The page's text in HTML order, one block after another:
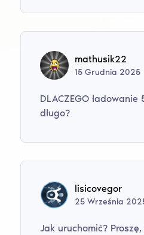
mathusik22
15Grudnia 2025
DLACZEGO
długo?
lisicovegor
25Września
Jak uruchomić?